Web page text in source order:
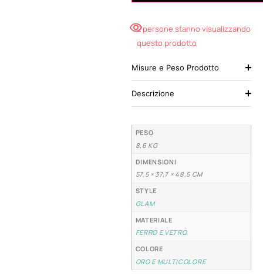
2 persone stanno visualizzando
questo prodotto
Misure e Peso Prodotto
Descrizione
PESO
8,6 KG
DIMENSIONI
57,5 × 37,7 × 48,5 CM
STYLE
GLAM
MATERIALE
FERRO E VETRO
COLORE
ORO E MULTICOLORE